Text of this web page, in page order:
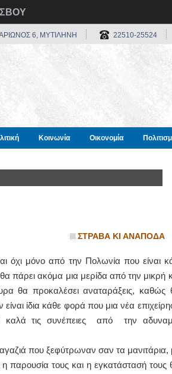
6, ΜΥΤΙΛΗΝΗ 22510-25524
Κοινωνία Οικονομία
ΣΤΡΑΒΑ ΚΙ ΑΝΑΠΟΔΑ
όχι μόνο από την Πολωνία που είναι
πάρει ακόμα μια μερίδα από την μικρή
θα προκαλέσει αναταράξεις, καθώς
ίδια κάθε φορά που μια νέα
καλά τις συνέπειες από την
που ξεφύτρωναν σαν τα μανιτάρια,
παρουσία τους και η εγκατάστασή τους